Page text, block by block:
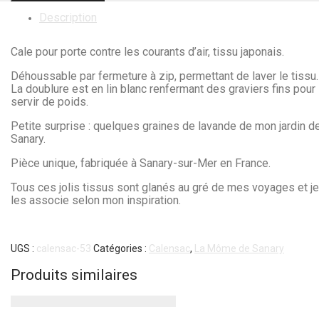
Description
Cale pour porte contre les courants d’air, tissu japonais.
Déhoussable par fermeture à zip, permettant de laver le tissu.
La doublure est en lin blanc renfermant des graviers fins pour
servir de poids.
Petite surprise : quelques graines de lavande de mon jardin
Sanary.
Pièce unique, fabriquée à Sanary-sur-Mer en France.
Tous ces jolis tissus sont glanés au gré de mes voyages et je
les associe selon mon inspiration.
UGS : calensac-53 Catégories : Calensac, La Môme de Sanary
Produits similaires